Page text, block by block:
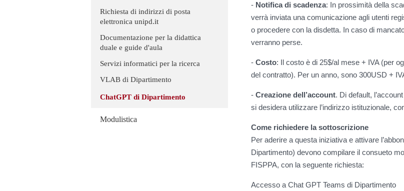
Richiesta di indirizzi di posta
elettronica unipd.it
Documentazione per la didattica
duale e guide d'aula
Servizi informatici per la ricerca
VLAB di Dipartimento
ChatGPT di Dipartimento
Modulistica
- Notifica di scadenza: In prossimità della
verrà inviata una comunicazione agli utenti
o procedere con la disdetta. In caso di
verranno perse.
- Costo: Il costo è di 25$/al mese + IVA (per
del contratto). Per un anno, sono 300USD +
- Creazione dell’account. Di default,
si desidera utilizzare l’indirizzo istituzionale,
Come richiedere la sottoscrizione
Per aderire a questa iniziativa e attivare
Dipartimento) devono compilare il consueto
FISPPA, con la seguente richiesta:
Accesso a Chat GPT Teams di Dipartimento